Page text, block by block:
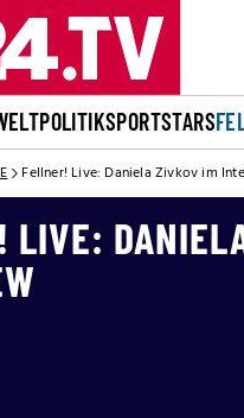
POLITIKSPORTSTARS
Fellner! Live: Daniela Zivkov im
LIVE: